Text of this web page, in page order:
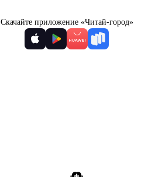
Скачайте приложение «Читай-город»